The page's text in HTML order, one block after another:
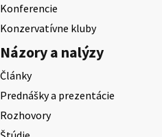
Konferencie
Konzervatívne kluby
Názory a nalýzy
Články
Prednášky a prezentácie
Rozhovory